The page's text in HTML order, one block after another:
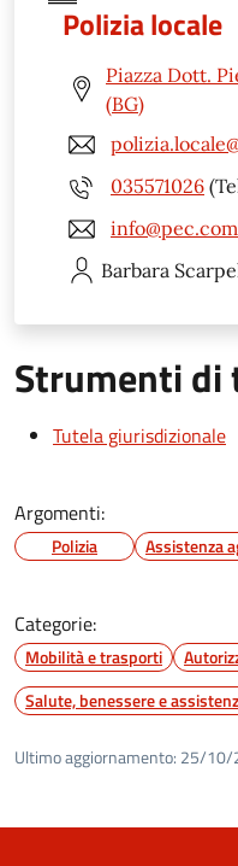
Polizia locale
Piazza Dott.
(BG)
035571026
Barbara
Strumenti di
Tutela giurisdizionale
Argomenti:
Polizia Assistenza
Categorie:
Mobilità e trasporti
Salute, benessere e
Ultimo aggiornamento: 25/10/